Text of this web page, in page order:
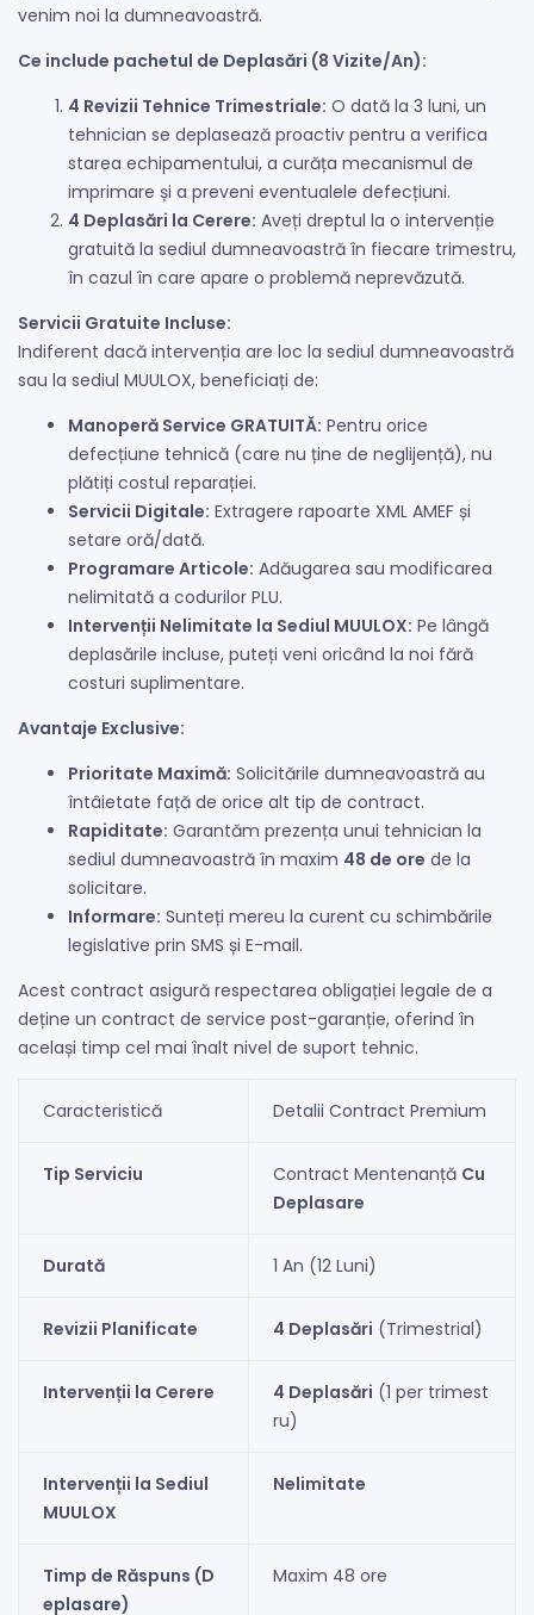
venim noi la dumneavoastră.
Ce include pachetul de Deplasări (8 Vizite/An):
4 Revizii Tehnice Trimestriale: O dată la 3 luni, un
tehnician se deplasează proactiv pentru a verifica
starea echipamentului, a curăța mecanismul de
imprimare și a preveni eventualele defecțiuni.
4 Deplasări la Cerere: Aveți dreptul la o intervenție
gratuită la sediul dumneavoastră în fiecare trimestru,
în cazul în care apare o problemă neprevăzută.
Servicii Gratuite Incluse:
Indiferent dacă intervenția are loc la sediul dumneavoastră
sau la sediul MUULOX, beneficiați de:
Manoperă Service GRATUITĂ: Pentru orice
defecțiune tehnică (care nu ține de neglijență), nu
plătiți costul reparației.
Servicii Digitale: Extragere rapoarte XML AMEF și
setare oră/dată.
Programare Articole: Adăugarea sau modificarea
nelimitată a codurilor PLU.
Intervenții Nelimitate la Sediul MUULOX: Pe lângă
deplasările incluse, puteți veni oricând la noi fără
costuri suplimentare.
Avantaje Exclusive:
Prioritate Maximă: Solicitările dumneavoastră au
întâietate față de orice alt tip de contract.
Rapiditate: Garantăm prezența unui tehnician la
sediul dumneavoastră în maxim 48 de ore de la
solicitare.
Informare: Sunteți mereu la curent cu schimbările
legislative prin SMS și E-mail.
Acest contract asigură respectarea obligației legale de a
deține un contract de service post-garanție, oferind în
același timp cel mai înalt nivel de suport tehnic.
Caracteristică Detalii Contract Premium
Tip Serviciu Contract Mentenanță Cu
Deplasare
Durată 1 An (12 Luni)
Revizii Planificate 4 Deplasări (Trimestrial)
Intervenții la Cerere 4 Deplasări (1 per trimest
ru)
Intervenții la Sediul
MUULOX
Nelimitate
Timp de Răspuns (D
eplasare)
Maxim 48 ore